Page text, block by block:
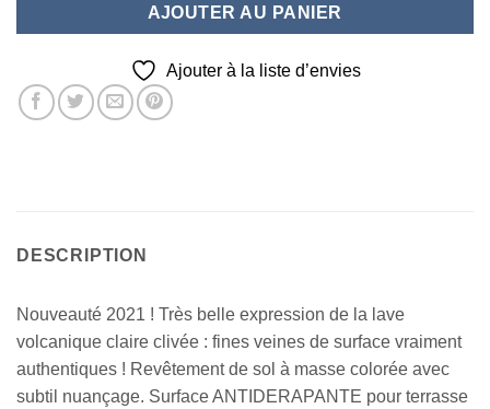
AJOUTER AU PANIER
Ajouter à la liste d’envies
DESCRIPTION
Nouveauté 2021 ! Très belle expression de la lave
volcanique claire clivée : fines veines de surface vraiment
authentiques ! Revêtement de sol à masse colorée avec
subtil nuançage. Surface ANTIDERAPANTE pour terrasse